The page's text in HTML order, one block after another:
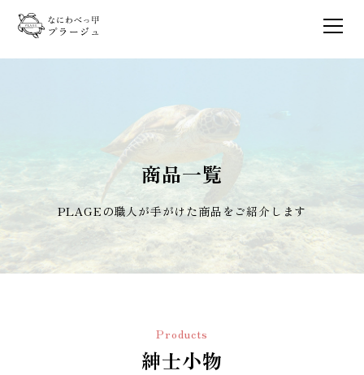
商品一覧
PLAGEの職人が手がけた商品をご紹介します
Products
紳士小物